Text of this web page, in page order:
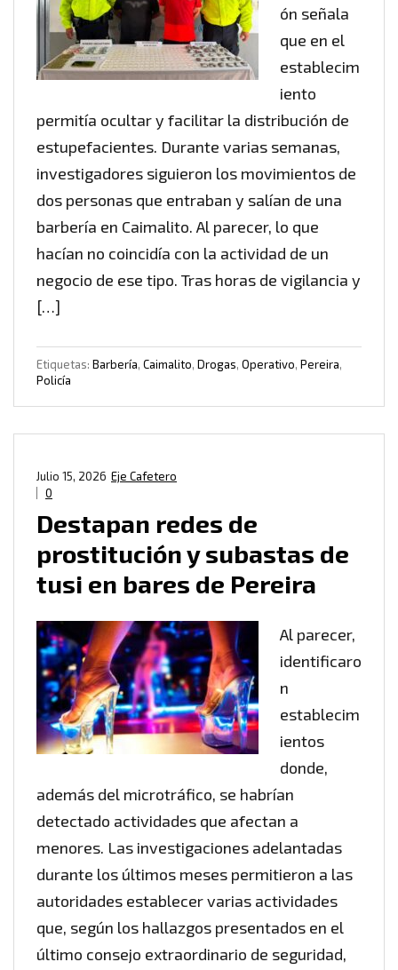
ón señala
que en el
establecim
iento
permitía ocultar y facilitar la distribución de
estupefacientes. Durante varias semanas,
investigadores siguieron los movimientos de
dos personas que entraban y salían de una
barbería en Caimalito. Al parecer, lo que
hacían no coincidía con la actividad de un
negocio de ese tipo. Tras horas de vigilancia y
[…]
Etiquetas: Barbería, Caimalito, Drogas, Operativo, Pereira,
Policía
Eje Cafetero
Julio 15, 2026
0
Destapan redes de
prostitución y subastas de
tusi en bares de Pereira
Al parecer,
identificaro
n
establecim
ientos
donde,
además del microtráfico, se habrían
detectado actividades que afectan a
menores. Las investigaciones adelantadas
durante los últimos meses permitieron a las
autoridades establecer varias actividades
que, según los hallazgos presentados en el
último consejo extraordinario de seguridad,